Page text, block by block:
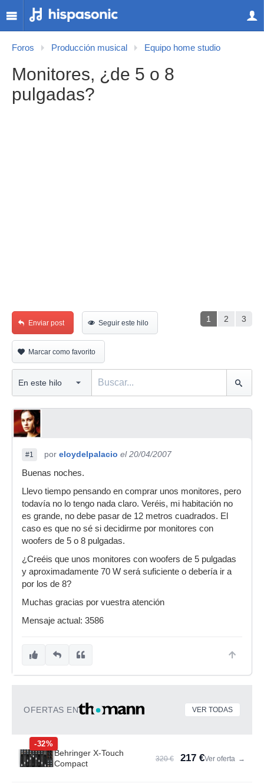
Foros Producción musical Equipo home studio
Monitores, ¿de 5 o 8
pulgadas?
1 2 3
Enviar post Seguir este hilo
Marcar como favorito
#1 por eloydelpalacio el 20/04/2007
Buenas noches.
Llevo tiempo pensando en comprar unos monitores, pero
todavía no lo tengo nada claro. Veréis, mi habitación no
es grande, no debe pasar de 12 metros cuadrados. El
caso es que no sé si decidirme por monitores con
woofers de 5 o 8 pulgadas.
¿Creéis que unos monitores con woofers de 5 pulgadas
y aproximadamente 70 W será suficiente o debería ir a
por los de 8?
Muchas gracias por vuestra atención
Mensaje actual: 3586
OFERTAS EN VER TODAS
-32%
Behringer X-Touch
Compact
320 € 217 €Ver oferta →